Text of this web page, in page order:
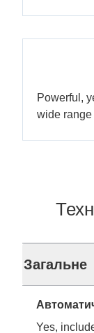
Powerful,
wide
Загальне
Yes,